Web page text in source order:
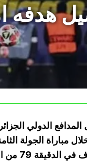
الدولي
مباراة الجولة